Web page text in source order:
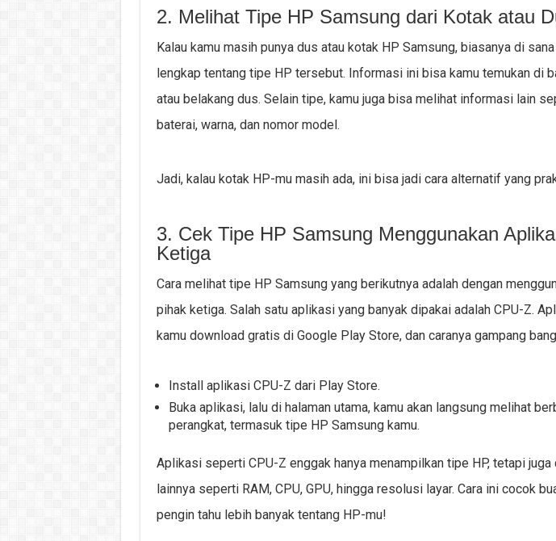
2. Melihat Tipe HP Samsung dari Kotak atau
Kalau kamu masih punya dus atau kotak HP Samsung, biasanya di
lengkap tentang tipe HP tersebut. Informasi ini bisa kamu temukan di
atau belakang dus. Selain tipe, kamu juga bisa melihat informasi lain
baterai, warna, dan nomor model.
Jadi, kalau kotak HP-mu masih ada, ini bisa jadi cara alternatif yang
3. Cek Tipe HP Samsung Menggunakan
Ketiga
Cara melihat tipe HP Samsung yang berikutnya adalah dengan
pihak ketiga. Salah satu aplikasi yang banyak dipakai adalah CPU-Z.
kamu download gratis di Google Play Store, dan caranya gampang
Install aplikasi CPU-Z dari Play Store.
Buka aplikasi, lalu di halaman utama, kamu akan langsung melihat
perangkat, termasuk tipe HP Samsung kamu.
Aplikasi seperti CPU-Z enggak hanya menampilkan tipe HP, tetapi
lainnya seperti RAM, CPU, GPU, hingga resolusi layar. Cara ini cocok
pengin tahu lebih banyak tentang HP-mu!